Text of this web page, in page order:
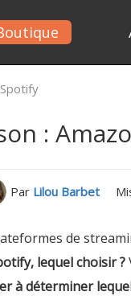
:
Par Lilou Barbet
de
lequel choisir ?
à déterminer